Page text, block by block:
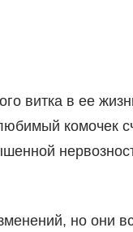
витка в ее
комочек
но они